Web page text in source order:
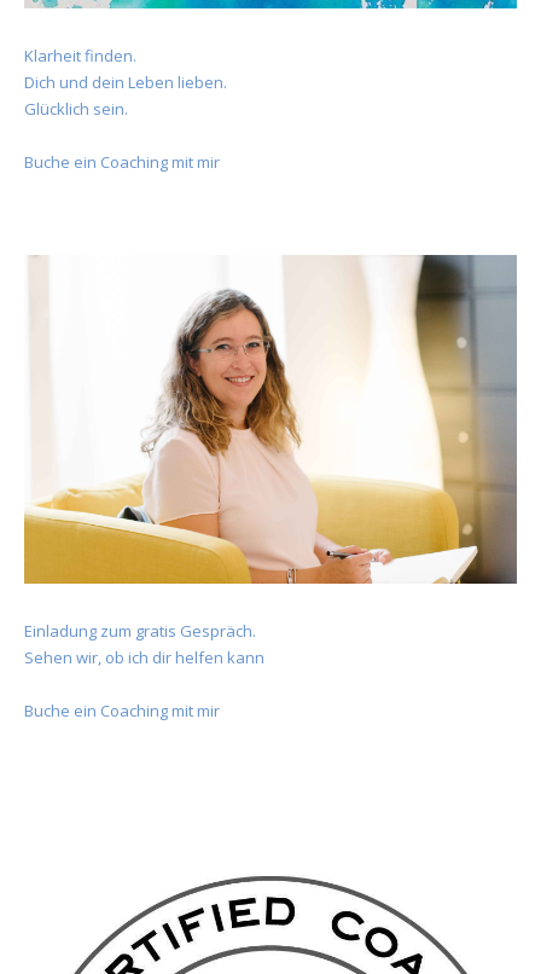
Klarheit finden.
Dich und dein Leben lieben.
Glücklich sein.
Buche ein Coaching mit mir
Einladung zum gratis Gespräch.
Sehen wir, ob ich dir helfen kann
Buche ein Coaching mit mir